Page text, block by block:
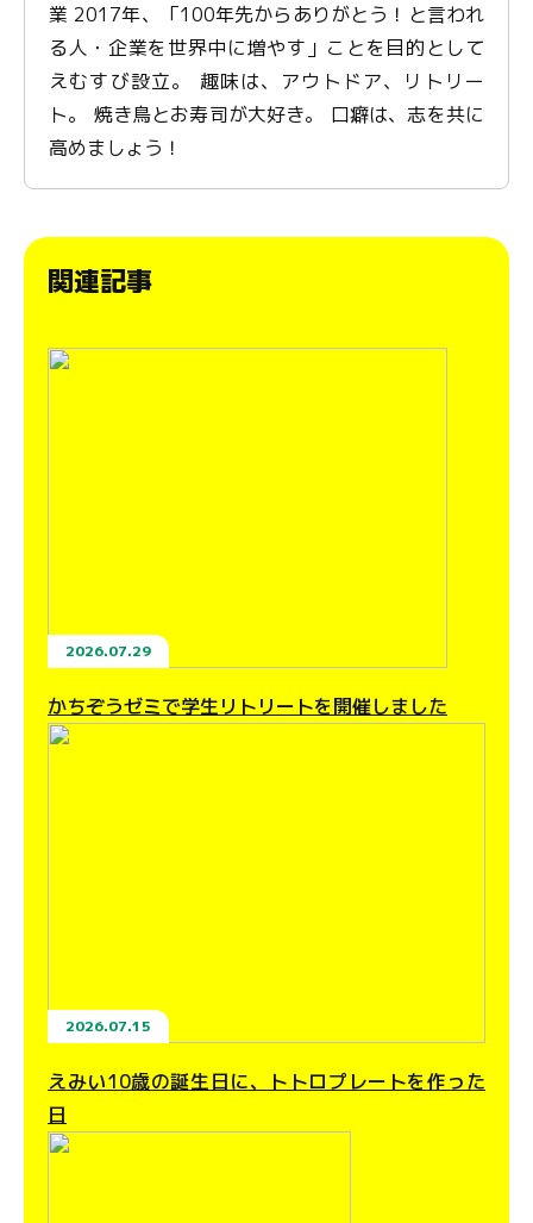
業 2017年、「100年先からありがとう！と言われ
る人・企業を世界中に増やす」ことを目的として
えむすび設立。 趣味は、アウトドア、リトリー
ト。 焼き鳥とお寿司が大好き。 口癖は、志を共に
高めましょう！
関連記事
2026.07.29
かちぞうゼミで学生リトリートを開催しました
2026.07.15
えみい10歳の誕生日に、トトロプレートを作った
日